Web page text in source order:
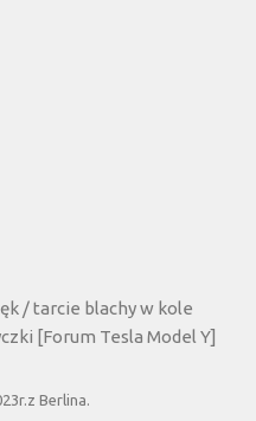
/ tarcie blachy w kole
[Forum Tesla Model Y]
Berlina.